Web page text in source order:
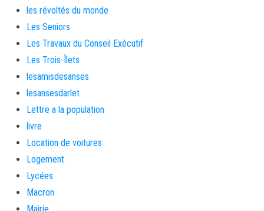
les révoltés du monde
Les Seniors
Les Travaux du Conseil Exécutif
Les Trois-Îlets
lesamisdesanses
lesansesdarlet
Lettre a la population
livre
Location de voitures
Logement
Lycées
Macron